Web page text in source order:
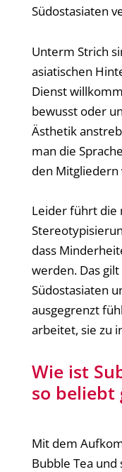
Südostasiaten
Unterm Strich
asiatischen
Dienst
bewusst oder
Ästhetik
man die
den
Leider führt die
dass
werden. Das
Südostasiaten
ausgegrenzt
arbeitet, sie zu
Wie ist
so beliebt
Mit dem
Bubble Tea und